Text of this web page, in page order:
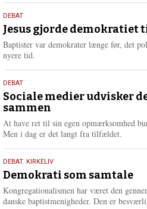
18.
maj
2026
DEBAT
Jesus gjorde demokratiet
Baptister var demokrater længe før, det
nyere tid.
18.
maj
2026
DEBAT
Sociale medier udvisker
sammen
At have ret til sin egen opmærksomhed
Men i dag er det langt fra tilfældet.
18.
maj
2026
DEBAT, KIRKELIV
Demokrati som samtale
Kongregationalismen har været den
danske baptistmenigheder. Den er